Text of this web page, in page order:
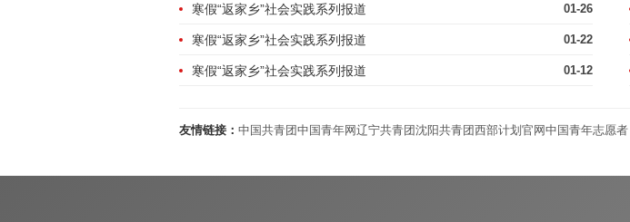
寒假“返家乡”社会实践系列报道 01-26
寒假“返家乡”社会实践系列报道 01-22
寒假“返家乡”社会实践系列报道 01-12
友情链接： 中国共青团中国青年网辽宁共青团沈阳共青团西部计划官网中国青年志愿者